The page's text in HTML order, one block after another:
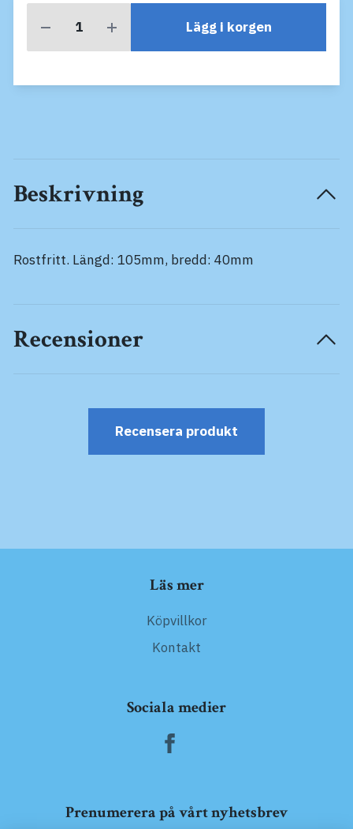
Lägg i korgen
Beskrivning
Rostfritt. Längd: 105mm, bredd: 40mm
Recensioner
Recensera produkt
Läs mer
Köpvillkor
Kontakt
Sociala medier
Prenumerera på vårt nyhetsbrev